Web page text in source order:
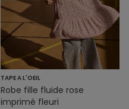
TAPE A L'OEIL
Robe fille fluide rose
imprimé fleuri